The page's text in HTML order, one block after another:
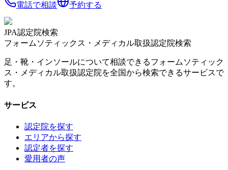
電話で相談
予約する
JPA認定院検索
フォームソティックス・メディカル取扱認定院検索
足・靴・インソールについて相談できるフォームソティック
ス・メディカル取扱認定院を全国から検索できるサービスで
す。
サービス
認定院を探す
エリアから探す
認定者を探す
愛用者の声